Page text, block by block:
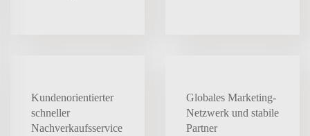
Kundenorientierter
schneller
Nachverkaufsservice
Globales Marketing-
Netzwerk und stabile
Partner